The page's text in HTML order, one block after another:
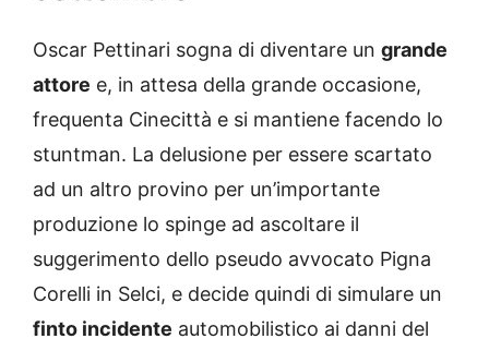
Oscar Pettinari sogna di diventare un grande
attore e, in attesa della grande occasione,
frequenta Cinecittà e si mantiene facendo lo
stuntman. La delusione per essere scartato
ad un altro provino per un’importante
produzione lo spinge ad ascoltare il
suggerimento dello pseudo avvocato Pigna
Corelli in Selci, e decide quindi di simulare un
finto incidente automobilistico ai danni del